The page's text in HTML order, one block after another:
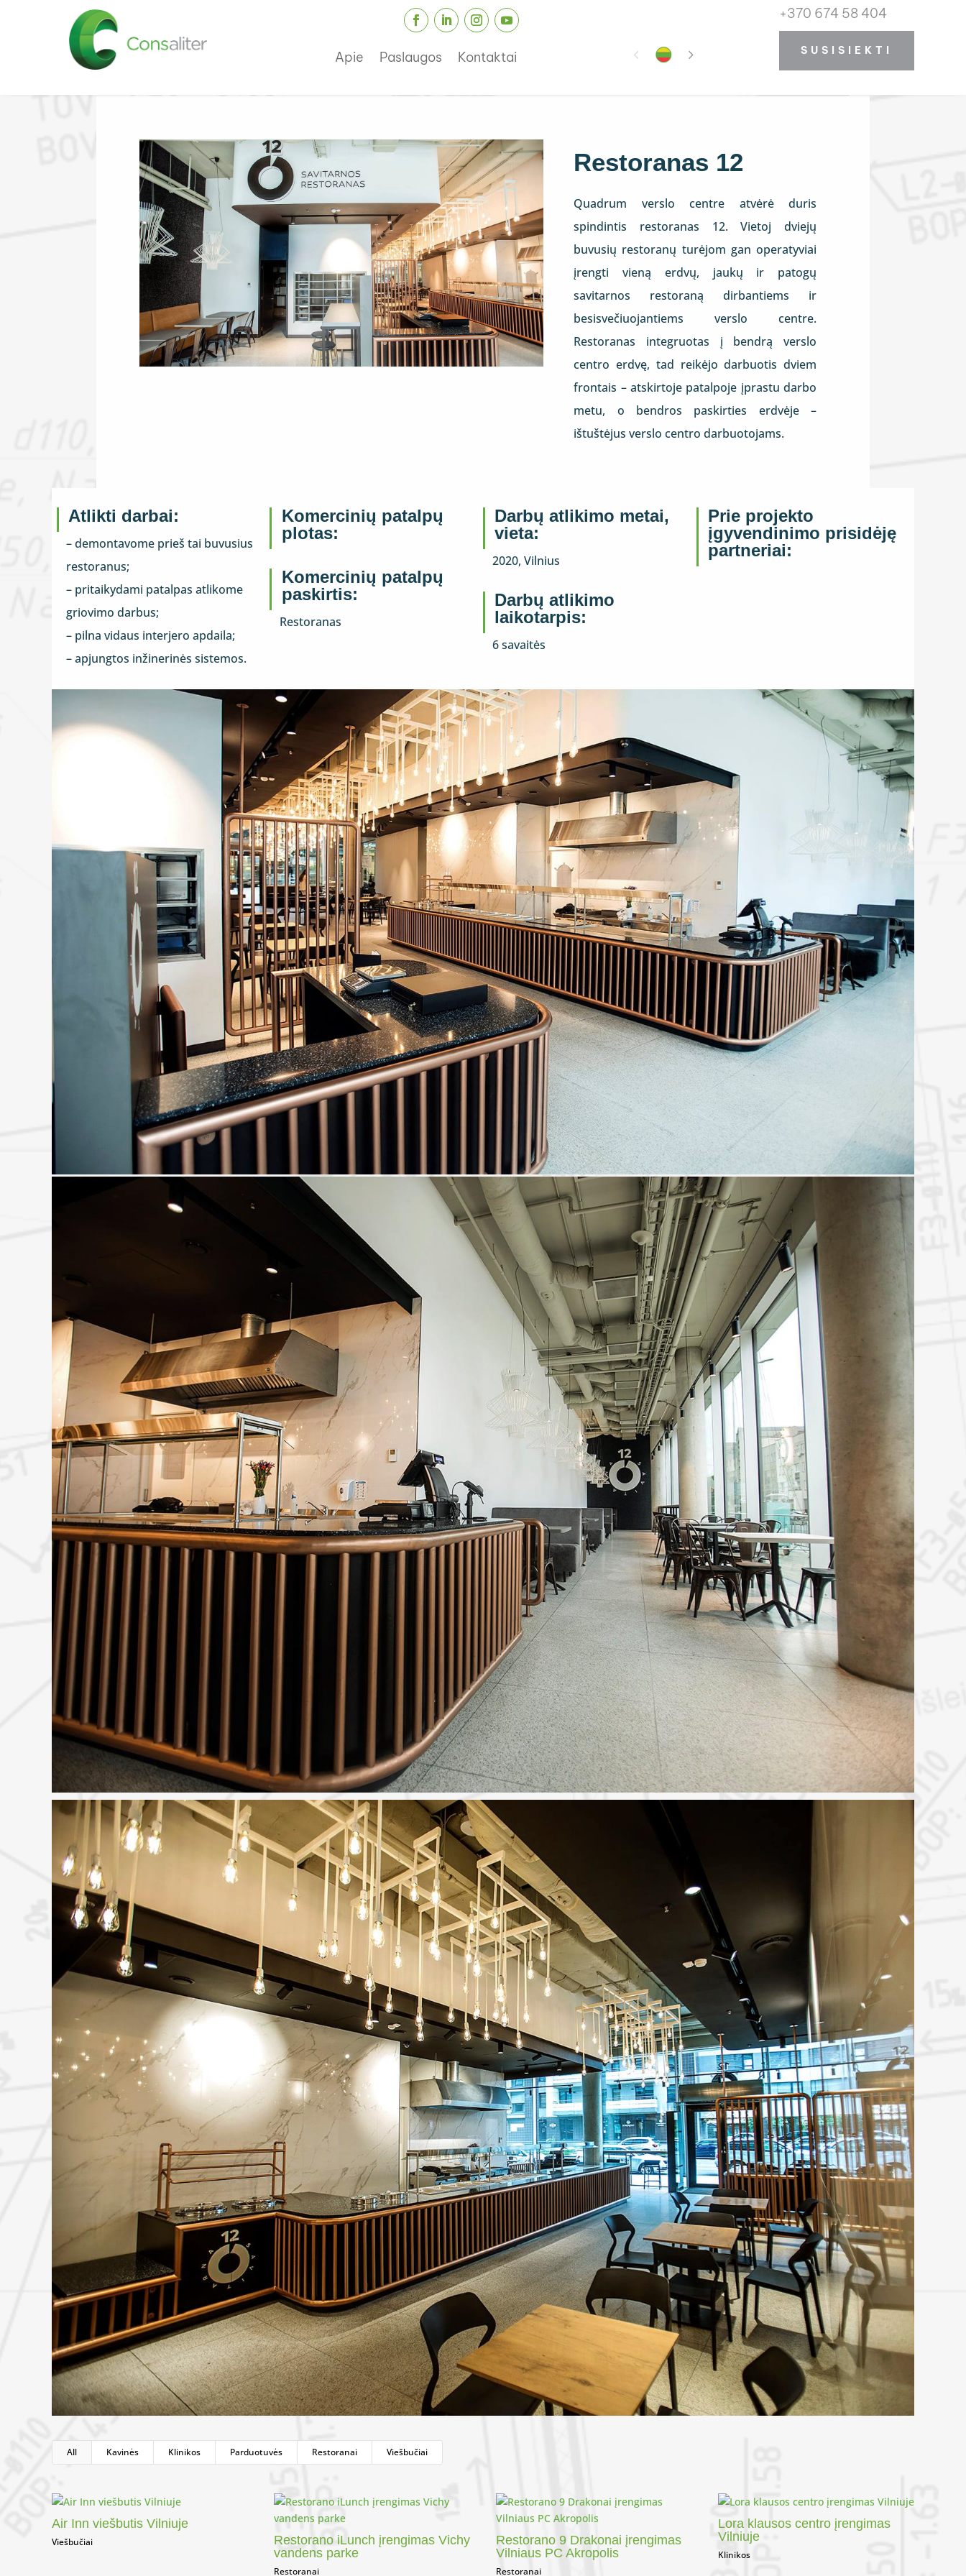
Apie Paslaugos Kontaktai
+370 674 58 404
SUSISIEKTI
Restoranas 12
Quadrum verslo centre atvėrė duris
spindintis restoranas 12. Vietoj dviejų
buvusių restoranų turėjom gan operatyviai
įrengti vieną erdvų, jaukų ir patogų
savitarnos restoraną dirbantiems ir
besisvečiuojantiems verslo centre.
Restoranas integruotas į bendrą verslo
centro erdvę, tad reikėjo darbuotis dviem
frontais – atskirtoje patalpoje įprastu darbo
metu, o bendros paskirties erdvėje –
ištuštėjus verslo centro darbuotojams.
Atlikti darbai:
– demontavome prieš tai buvusius
restoranus;
– pritaikydami patalpas atlikome
griovimo darbus;
– pilna vidaus interjero apdaila;
– apjungtos inžinerinės sistemos.
Komercinių patalpų
plotas:
Komercinių patalpų
paskirtis:
Restoranas
Darbų atlikimo metai,
vieta:
2020, Vilnius
Darbų atlikimo
laikotarpis:
6 savaitės
Prie projekto
įgyvendinimo prisidėję
partneriai:
All Kavinės Klinikos Parduotuvės Restoranai Viešbučiai
Air Inn viešbutis Vilniuje
Viešbučiai
Restorano iLunch įrengimas Vichy
vandens parke
Restoranai
Restorano 9 Drakonai įrengimas
Vilniaus PC Akropolis
Restoranai
Lora klausos centro įrengimas
Vilniuje
Klinikos